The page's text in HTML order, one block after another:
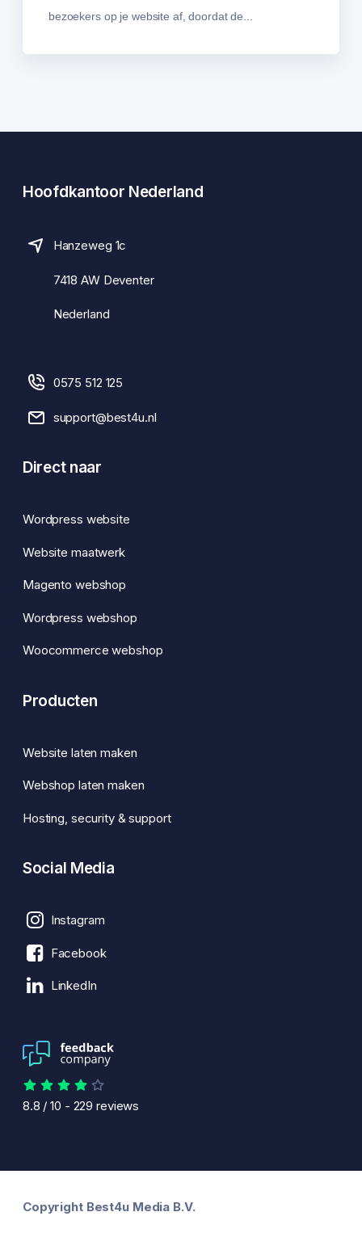
bezoekers op je website af, doordat de...
Hoofdkantoor Nederland
Hanzeweg 1c
7418 AW Deventer
Nederland
0575 512 125
support@best4u.nl
Direct naar
Wordpress website
Website maatwerk
Magento webshop
Wordpress webshop
Woocommerce webshop
Producten
Website laten maken
Webshop laten maken
Hosting, security & support
Social Media
Instagram
Facebook
LinkedIn
8.8 /10 - 229 reviews
Copyright Best4u Media B.V.